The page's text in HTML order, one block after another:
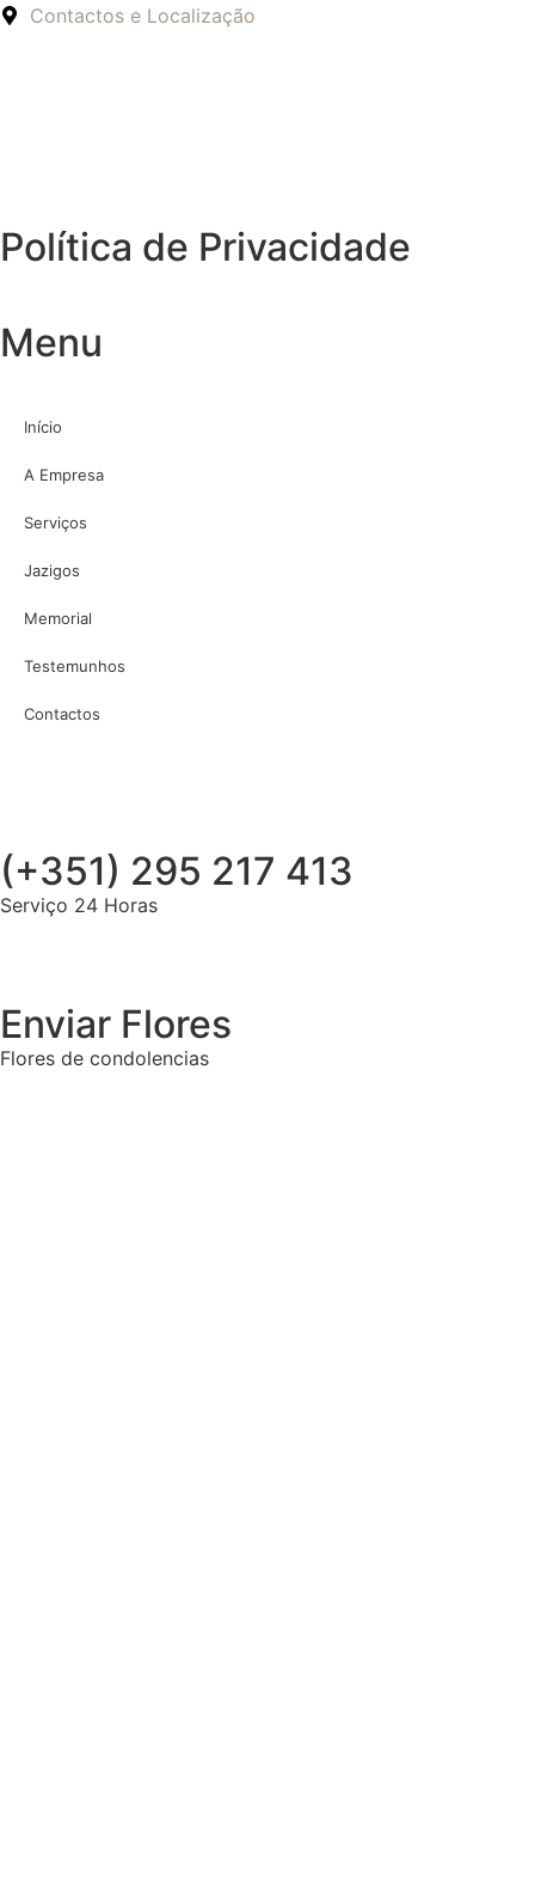
Contactos e Localização
Política de Privacidade
Menu
Início
A Empresa
Serviços
Jazigos
Memorial
Testemunhos
Contactos
(+351) 295 217 413
Serviço 24 Horas
Enviar Flores
Flores de condolencias